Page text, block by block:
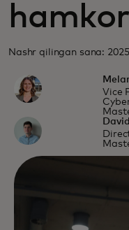
Nashr qilingan sana:
Vice